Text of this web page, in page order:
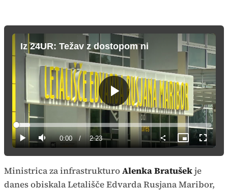
Iz 24UR: Težav z dostopom ni
Predvajaj
Predvajaj
Tiho Current
Time
0:00 / Duration
2:23
Loaded:
6.92%
Slika
v
sliki
način
Ministrica za infrastrukturoAlenka Bratušekje
danes obiskala Letališče Edvarda Rusjana Maribor,